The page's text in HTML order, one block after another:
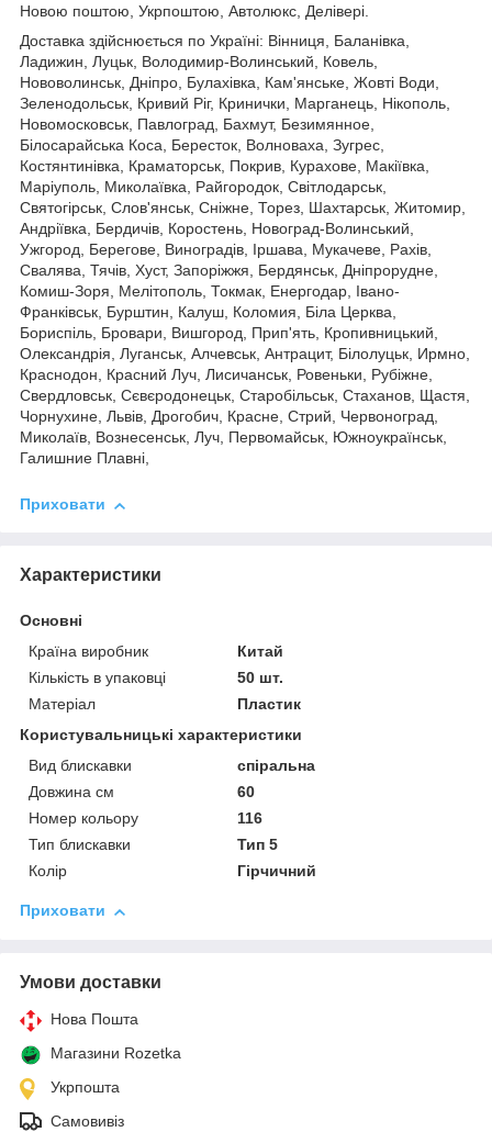
Новою поштою, Укрпоштою, Автолюкс, Делівері.
Доставка здійснюється по Україні: Вінниця, Баланівка,
Ладижин, Луцьк, Володимир-Волинський, Ковель,
Нововолинськ, Дніпро, Булахівка, Кам'янське, Жовті Води,
Зеленодольськ, Кривий Ріг, Кринички, Марганець, Нікополь,
Новомосковськ, Павлоград, Бахмут, Безимянное,
Білосарайська Коса, Бересток, Волноваха, Зугрес,
Костянтинівка, Краматорськ, Покрив, Курахове, Макіївка,
Маріуполь, Миколаївка, Райгородок, Світлодарськ,
Святогірськ, Слов'янськ, Сніжне, Торез, Шахтарськ, Житомир,
Андріївка, Бердичів, Коростень, Новоград-Волинський,
Ужгород, Берегове, Виноградів, Іршава, Мукачеве, Рахів,
Свалява, Тячів, Хуст, Запоріжжя, Бердянськ, Дніпрорудне,
Комиш-Зоря, Мелітополь, Токмак, Енергодар, Івано-
Франківськ, Бурштин, Калуш, Коломия, Біла Церква,
Бориспіль, Бровари, Вишгород, Прип'ять, Кропивницький,
Олександрія, Луганськ, Алчевськ, Антрацит, Білолуцьк, Ирмно,
Краснодон, Красний Луч, Лисичанськ, Ровеньки, Рубіжне,
Свердловськ, Сєвєродонецьк, Старобільськ, Стаханов, Щастя,
Чорнухине, Львів, Дрогобич, Красне, Стрий, Червоноград,
Миколаїв, Вознесенськ, Луч, Первомайськ, Южноукраїнськ,
Галишние Плавні,
Приховати
Характеристики
Основні
Країна виробник
Китай
Кількість в упаковці
50 шт.
Матеріал
Пластик
Користувальницькі характеристики
Вид блискавки
спіральна
Довжина см
60
Номер кольору
116
Тип блискавки
Тип 5
Колір
Гірчичний
Приховати
Умови доставки
Нова Пошта
Магазини Rozetka
Укрпошта
Самовивіз